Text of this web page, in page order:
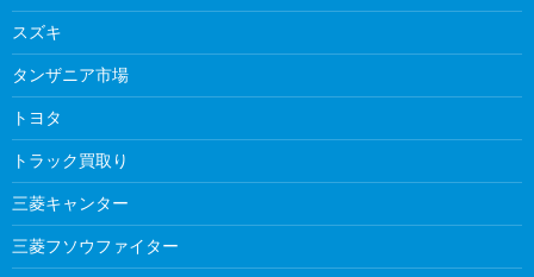
スズキ
タンザニア市場
トヨタ
トラック買取り
三菱キャンター
三菱フソウファイター